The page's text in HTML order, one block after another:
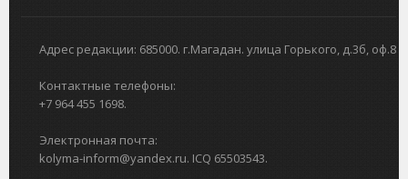
Адрес редакции: 685000. г.Магадан. улица Горького, д.3б, оф.8
Контактные телефоны:
+7 964 455 1698.
Электронная почта:
kolyma-inform@yandex.ru. ICQ 65503543.